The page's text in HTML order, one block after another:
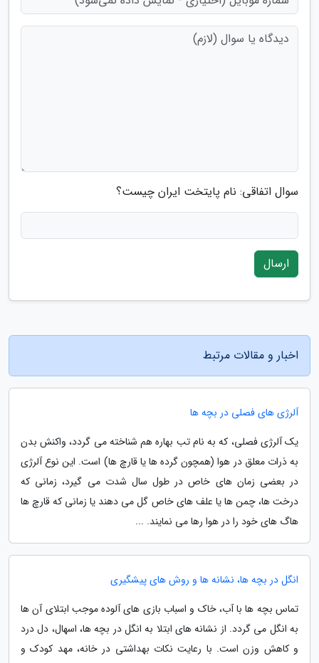
سوال اتفاقی: نام پایتخت ایران چیست؟
ارسال
اخبار و مقالات مرتبط
آلرژی های فصلی در بچه ها
یک آلرژی فصلی، که به نام تب بهاره هم شناخته می گردد، واکنش بدن
به ذرات معلق در هوا (همچون گرده ها یا قارچ ها) است. این نوع آلرژی
در بعضی زمان های خاص در طول سال شدت می گیرد، زمانی که
درخت ها، چمن ها یا علف های خاص گل می دهند یا زمانی که قارچ ها
هاگ های خود را در هوا رها می نمایند. ...
انگل در بچه ها، نشانه ها و روش های پیشگیری
تماس بچه ها با آب، خاک و اسباب بازی های آلوده موجب ابتلای آن ها
به انگل می گردد. از نشانه های ابتلا به انگل در بچه ها، اسهال، دل درد
و کاهش وزن است. با رعایت نکات بهداشتی در خانه، مهد کودک و